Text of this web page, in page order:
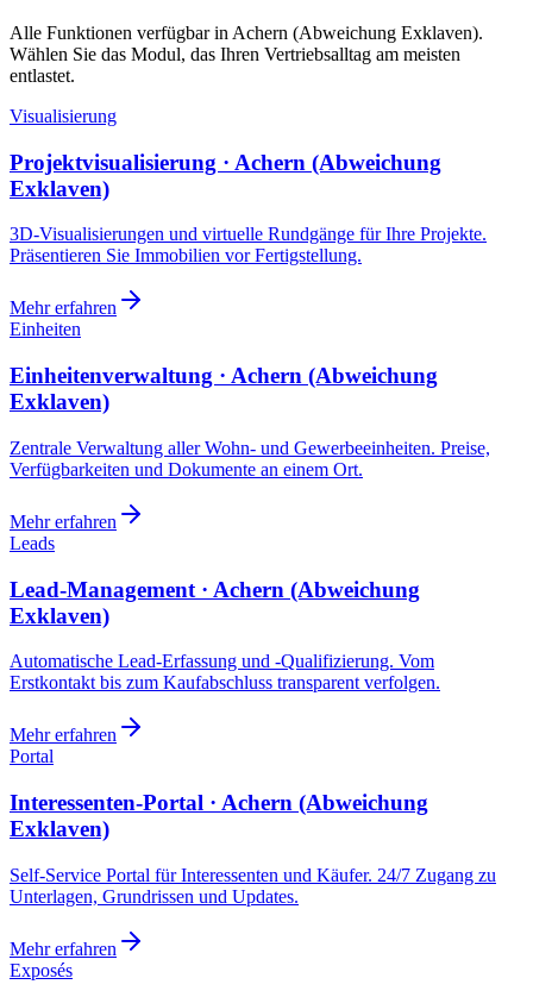
Alle Funktionen verfügbar in Achern (Abweichung Exklaven).
Wählen Sie das Modul, das Ihren Vertriebsalltag am meisten
entlastet.
Visualisierung
Projektvisualisierung · Achern (Abweichung
Exklaven)
3D-Visualisierungen und virtuelle Rundgänge für Ihre Projekte.
Präsentieren Sie Immobilien vor Fertigstellung.
Mehr erfahren
Einheiten
Einheitenverwaltung · Achern (Abweichung
Exklaven)
Zentrale Verwaltung aller Wohn- und Gewerbeeinheiten. Preise,
Verfügbarkeiten und Dokumente an einem Ort.
Mehr erfahren
Leads
Lead-Management · Achern (Abweichung
Exklaven)
Automatische Lead-Erfassung und -Qualifizierung. Vom
Erstkontakt bis zum Kaufabschluss transparent verfolgen.
Mehr erfahren
Portal
Interessenten-Portal · Achern (Abweichung
Exklaven)
Self-Service Portal für Interessenten und Käufer. 24/7 Zugang zu
Unterlagen, Grundrissen und Updates.
Mehr erfahren
Exposés